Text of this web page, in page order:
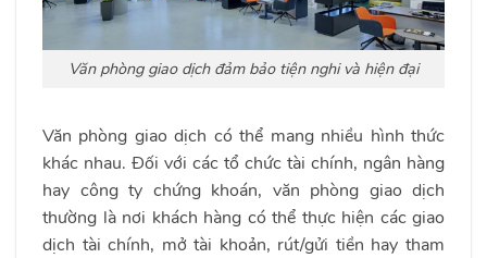
Văn phòng giao dịch đảm bảo tiện nghi và hiện đại
Văn phòng giao dịch có thể mang nhiều hình thức
khác nhau. Đối với các tổ chức tài chính, ngân hàng
hay công ty chứng khoán, văn phòng giao dịch
thường là nơi khách hàng có thể thực hiện các giao
dịch tài chính, mở tài khoản, rút/gửi tiền hay tham